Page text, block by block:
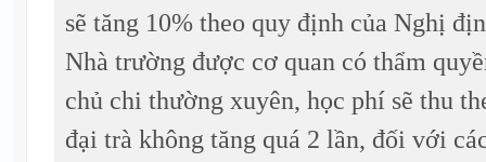
sẽ tăng 10% theo quy định của Nghị
Nhà trường được cơ quan có thẩm
chủ chi thường xuyên, học phí sẽ thu
đại trà không tăng quá 2 lần, đối với